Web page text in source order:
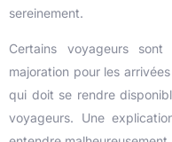
sereinement.
Certains voyageurs
majoration pour les
qui doit se rendre
voyageurs. Une